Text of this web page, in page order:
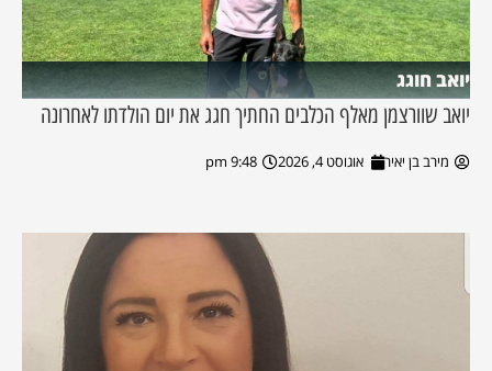
יואב חוגג
יואב שוורצמן מאלף הכלבים החתיך חגג את יום הולדתו לאחרונה
מירב בן יאיר אוגוסט 4, 2026 9:48 pm